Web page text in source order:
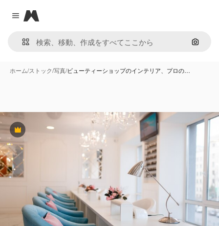
Close menu
Magnific
画像で
ホーム/ストック/写真/ビューティーショップのインテリア、プロの…
Premium